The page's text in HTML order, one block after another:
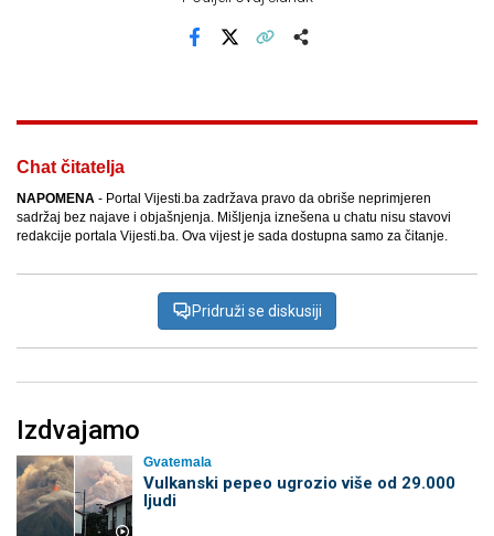
Chat čitatelja
NAPOMENA - Portal Vijesti.ba zadržava pravo da obriše neprimjeren
sadržaj bez najave i objašnjenja. Mišljenja iznešena u chatu nisu stavovi
redakcije portala Vijesti.ba. Ova vijest je sada dostupna samo za čitanje.
Pridruži se diskusiji
Izdvajamo
Gvatemala
Vulkanski pepeo ugrozio više od 29.000
ljudi